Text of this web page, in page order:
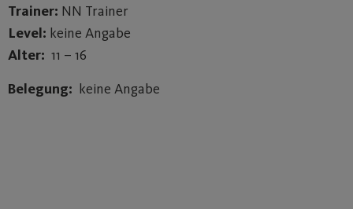
Trainer: NN Trainer
Level: keine Angabe
Alter: 11 – 16
Belegung: keine Angabe